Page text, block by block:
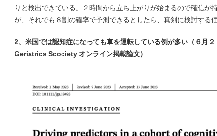
りと検出できている。２時間から立ち上がりが始まるので確信が
が、それでも８割の確率で予測できるとしたら、真剣に検討する
2、米国では認知症になっても車を運転している例が多い（６月
Geriatrics Scociety オンライン掲載論文）